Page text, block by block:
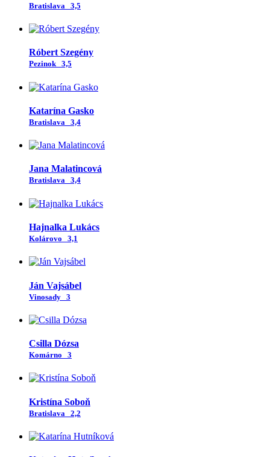
Bratislava 3,5
Róbert Szegény
Pezinok 3,5
Katarína Gasko
Bratislava 3,4
Jana Malatincová
Bratislava 3,4
Hajnalka Lukács
Kolárovo 3,1
Ján Vajsábel
Vinosady 3
Csilla Dózsa
Komárno 3
Kristína Soboň
Bratislava 2,2